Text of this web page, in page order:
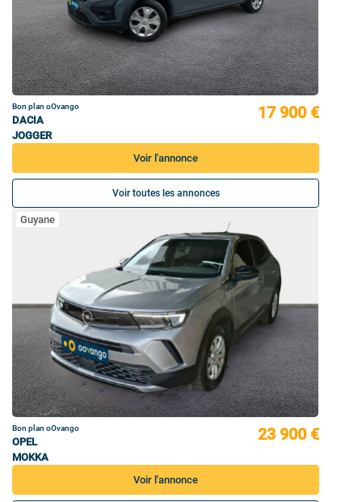
Bon plan oOvango
DACIA
JOGGER
17 900 €
Voir l'annonce
Voir toutes les annonces
Guyane
Bon plan oOvango
OPEL
MOKKA
23 900 €
Voir l'annonce